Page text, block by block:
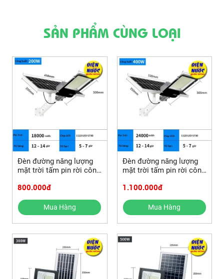
SẢN PHẨM CÙNG LOẠI
Đèn đường năng lượng
mặt trời tấm pin rời công
800.000đ
Mua Hàng
Đèn đường năng lượng
mặt trời tấm pin rời công
1.100.000đ
Mua Hàng